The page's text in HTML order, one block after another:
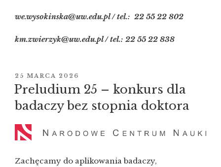
we.wysokinska@uw.edu.pl / tel.: 22 55 22 802
km.zwierzyk@uw.edu.pl / tel.: 22 55 22 838
OPUBLIKOWANE
W
25 MARCA 2026
Preludium 25 – konkurs dla
badaczy bez stopnia doktora
Zachęcamy do aplikowania badaczy,